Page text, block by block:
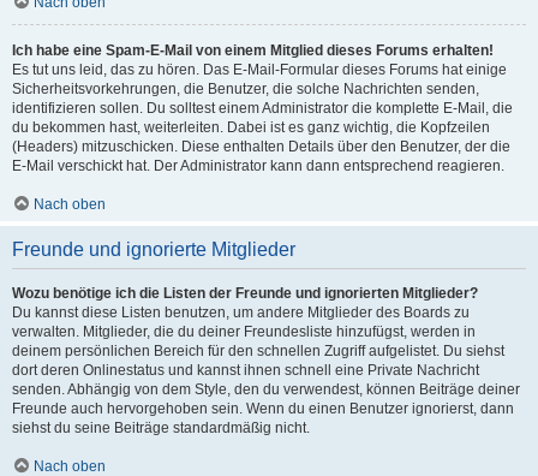
Ich habe eine Spam-E-Mail von einem Mitglied dieses Forums erhalten!
Es tut uns leid, das zu hören. Das E-Mail-Formular dieses Forums hat einige
Sicherheitsvorkehrungen, die Benutzer, die solche Nachrichten senden,
identifizieren sollen. Du solltest einem Administrator die komplette E-Mail, die
du bekommen hast, weiterleiten. Dabei ist es ganz wichtig, die Kopfzeilen
(Headers) mitzuschicken. Diese enthalten Details über den Benutzer, der die
E-Mail verschickt hat. Der Administrator kann dann entsprechend reagieren.
Nach oben
Freunde und ignorierte Mitglieder
Wozu benötige ich die Listen der Freunde und ignorierten Mitglieder?
Du kannst diese Listen benutzen, um andere Mitglieder des Boards zu
verwalten. Mitglieder, die du deiner Freundesliste hinzufügst, werden in
deinem persönlichen Bereich für den schnellen Zugriff aufgelistet. Du siehst
dort deren Onlinestatus und kannst ihnen schnell eine Private Nachricht
senden. Abhängig von dem Style, den du verwendest, können Beiträge deiner
Freunde auch hervorgehoben sein. Wenn du einen Benutzer ignorierst, dann
siehst du seine Beiträge standardmäßig nicht.
Nach oben